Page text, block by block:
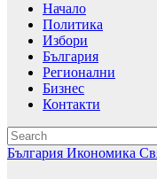
Начало
Политика
Избори
България
Регионални
Бизнес
Контакти
България Икономика